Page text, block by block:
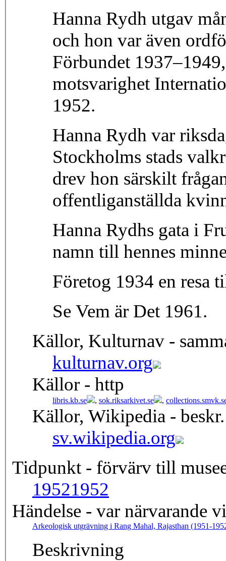
Hanna Rydh utgav
och hon var även
Förbundet
motsvarighet
1952.
Hanna Rydh var
Stockholms stads
drev hon särskilt
offentliganställda
Hanna Rydhs gata i
namn till hennes
Företog 1934 en resa
Se Vem är Det 1961.
Källor, Kulturnav -
kulturnav.org
Källor - http
libris.kb.se , sok.riksarkivet.se ,
Källor, Wikipedia -
sv.wikipedia.org
Tidpunkt - förvärv till
19521952
Händelse - var närvarande
Arkeologisk utgrävning i Rang Mahal, Rajasthan (1951-
Beskrivning